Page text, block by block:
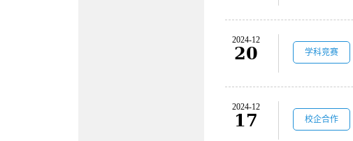
2024-12
20 学科竞赛
2024-12
17 校企合作